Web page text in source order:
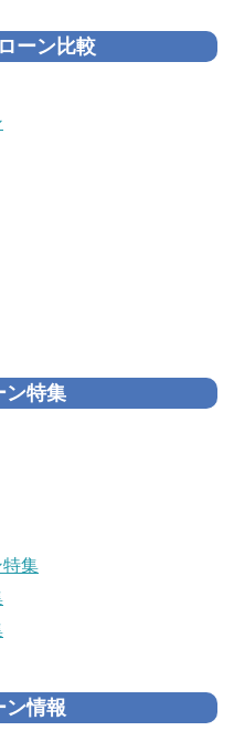
ーン比較
ン特集
集
ン情報